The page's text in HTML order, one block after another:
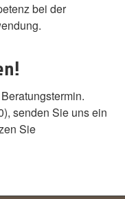
bei der
senden Sie uns ein
Sie